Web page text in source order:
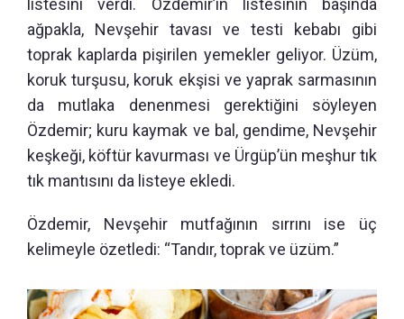
listesini verdi. Özdemir’in listesinin başında
ağpakla, Nevşehir tavası ve testi kebabı gibi
toprak kaplarda pişirilen yemekler geliyor. Üzüm,
koruk turşusu, koruk ekşisi ve yaprak sarmasının
da mutlaka denenmesi gerektiğini söyleyen
Özdemir; kuru kaymak ve bal, gendime, Nevşehir
keşkeği, köftür kavurması ve Ürgüp’ün meşhur tık
tık mantısını da listeye ekledi.
Özdemir, Nevşehir mutfağının sırrını ise üç
kelimeyle özetledi: “Tandır, toprak ve üzüm.”